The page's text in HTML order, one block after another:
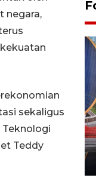
negara,
sekaligus
Teknologi
Teddy
di